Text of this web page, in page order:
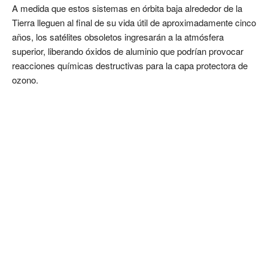
A medida que estos sistemas en órbita baja alrededor de la
Tierra lleguen al final de su vida útil de aproximadamente cinco
años, los satélites obsoletos ingresarán a la atmósfera
superior, liberando óxidos de aluminio que podrían provocar
reacciones químicas destructivas para la capa protectora de
ozono.